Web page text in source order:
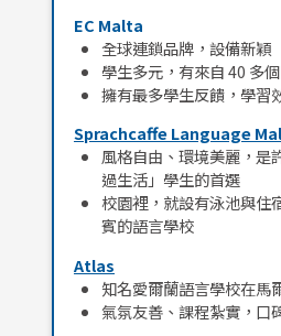
EC Malta
全球連鎖品牌，設備新穎
學生多元，有來自 40 多
擁有最多學生反饋，學習
Sprachcaffe Language
風格自由、環境美麗，是
過生活」學生的首選
校園裡，就設有泳池與住
賓的語言學校
Atlas
知名愛爾蘭語言學校在馬
氣氛友善、課程紮實，口